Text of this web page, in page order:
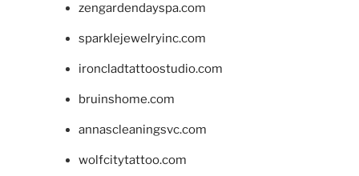
zengardendayspa.com
sparklejewelryinc.com
ironcladtattoostudio.com
bruinshome.com
annascleaningsvc.com
wolfcitytattoo.com